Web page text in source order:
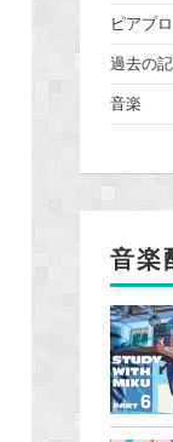
ピアプロ
過去の
音楽
音楽